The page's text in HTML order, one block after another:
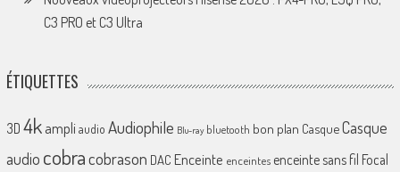
C3 PRO et C3 Ultra
ÉTIQUETTES
3D 4k ampliaudio Audiophile Blu-ray bluetooth bon plan CasqueCasque
audio cobracobrason DAC Enceinte enceintes enceinte sans fil Focal